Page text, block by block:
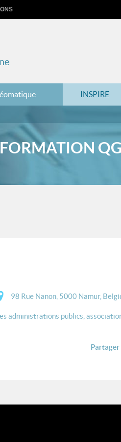
INSPIRE
98 Rue Nanon, 5000 Namur,
administrations publics,